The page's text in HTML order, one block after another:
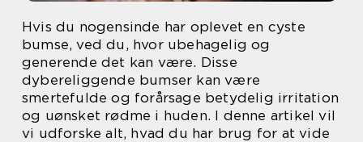
Hvis du nogensinde har oplevet en cyste
bumse, ved du, hvor ubehagelig og
generende det kan være. Disse
dybereliggende bumser kan være
smertefulde og forårsage betydelig irritation
og uønsket rødme i huden. I denne artikel vil
vi udforske alt, hvad du har brug for at vide